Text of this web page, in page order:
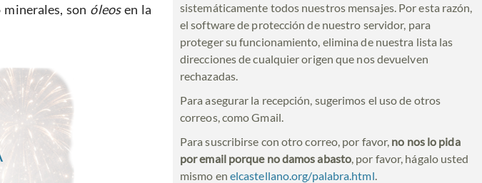
son óleosen la
sistemáticamente todos nuestros mensajes. Por esta razón,
el software de protección de nuestro servidor, para
proteger su funcionamiento, elimina de nuestra lista las
direcciones de cualquier origen que nos devuelven
rechazadas.
Para asegurar la recepción, sugerimos el uso de otros
correos, como Gmail.
Para suscribirse con otro correo, por favor, no nos lo pida
por email porque no damos abasto, por favor, hágalo usted
mismo en elcastellano.org/palabra.html.